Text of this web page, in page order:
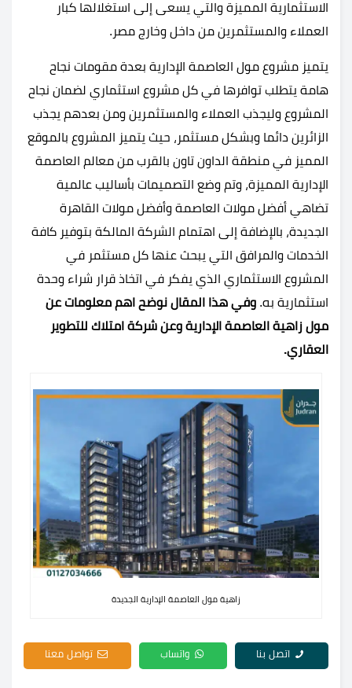
الاستثمارية المميزة والتي يسعى إلى استغلالها كبار
العملاء والمستثمرين من داخل وخارج مصر.
يتميز مشروع مول العاصمة الإدارية بعدة مقومات نجاح
هامة يتطلب توافرها في كل مشروع استثماري لضمان نجاح
المشروع وليجذب العملاء والمستثمرين ومن بعدهم يجذب
الزائرين دائما وبشكل مستثمر، حيث يتميز المشروع بالموقع
المميز في منطقة الداون تاون بالقرب من معالم العاصمة
الإدارية المميزة، وتم وضع التصميمات بأساليب عالمية
تضاهي أفضل مولات العاصمة وأفضل مولات القاهرة
الجديدة، بالإضافة إلى اهتمام الشركة المالكة بتوفير كافة
الخدمات والمرافق التي يبحث عنها كل مستثمر في
المشروع الاستثماري الذي يفكر في اتخاذ قرار شراء وحدة
استثمارية به. وفي هذا المقال نوضح اهم معلومات عن
مول زاهية العاصمة الإدارية وعن شركة امتلاك للتطوير
العقاري.
زاهية مول العاصمة الإدارية الجديدة
اتصل بنا واتساب تواصل معنا